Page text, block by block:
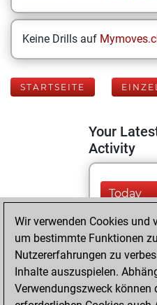
Keine Drills auf
STARTSEITE
Your
Activity
Today
You
blitz
You
+224
Wir verwenden Cookies und
um bestimmte Funktionen
Nutzererfahrungen zu
Inhalte auszuspielen.
Verwendungszweck können